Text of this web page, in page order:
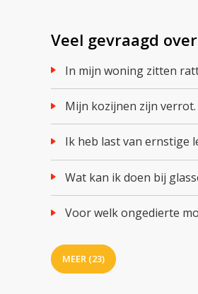
Veel gevraagd
In mijn woning zitten
Mijn kozijnen zijn
Ik heb last van ernstige
Wat kan ik doen bij
Voor welk ongedierte
MEER (23)